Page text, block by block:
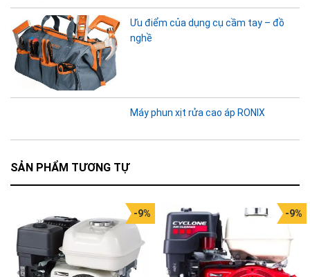
Ưu điểm của dụng cụ cầm tay – đồ
nghề
Máy phun xịt rửa cao áp RONIX
SẢN PHẨM TƯƠNG TỰ
-9% -9%